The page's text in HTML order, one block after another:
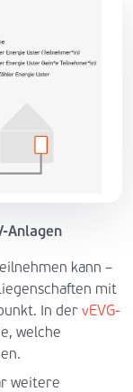
Anlagen
kann –
mit
In der vEVG-
welche
weitere